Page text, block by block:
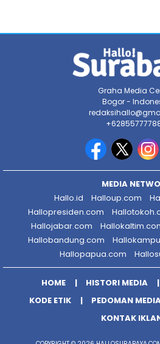
Graha Media
Bogor -
MEDIA
Hallo.id
Halloup.com
Hallopresiden.com
Hallojabar.com
Hallobandung.com
Hallopapua.com
HOME HISTORI MEDIA
KODE ETIK
PEDOMAN
KONTAK